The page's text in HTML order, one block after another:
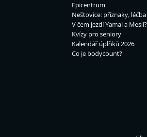
Epicentrum
Neštovice: příznaky, léčba
V čem jezdí Yamal a Mesii?
Kvízy pro seniory
Kalendář úplňků 2026
Co je bodycount?